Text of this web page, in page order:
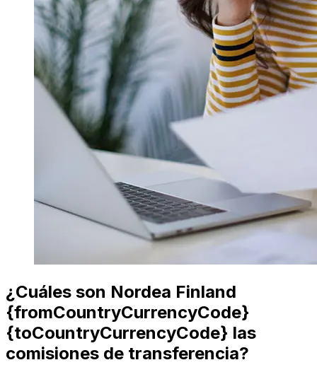
¿Cuáles son Nordea Finland
{fromCountryCurrencyCode}
{toCountryCurrencyCode} las
comisiones de transferencia?